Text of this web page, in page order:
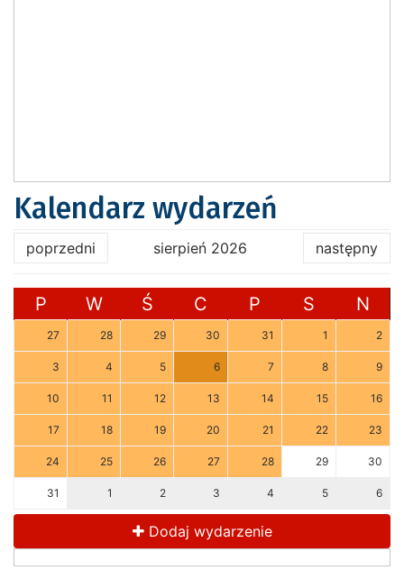
Kalendarz wydarzeń
poprzedni sierpień 2026 następny
P W Ś C P S N
27 28 29 30 31 1 2
3 4 5 6 7 8 9
10 11 12 13 14 15 16
17 18 19 20 21 22 23
24 25 26 27 28 29 30
31 1 2 3 4 5 6
Dodaj wydarzenie